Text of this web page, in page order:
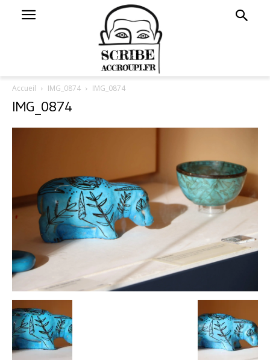
Accueil IMG_0874 IMG_0874
IMG_0874